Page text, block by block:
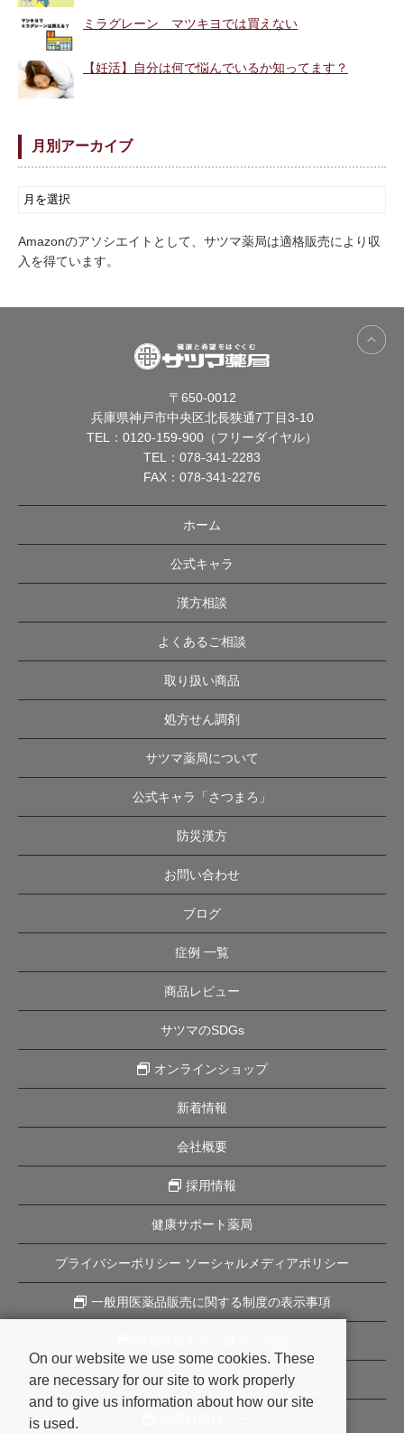
ミラグレーン マツキヨでは買えない
【妊活】自分は何で悩んでいるか知ってます？
月別アーカイブ
Amazonのアソシエイトとして、サツマ薬局は適格販売により収
入を得ています。
〒650-0012
兵庫県神戸市中央区北長狭通7丁目3-10
TEL： 0120-159-900（フリーダイヤル）
TEL： 078-341-2283
FAX：078-341-2276
ホーム
公式キャラ
漢方相談
よくあるご相談
取り扱い商品
処方せん調剤
サツマ薬局について
公式キャラ「さつまろ」
防災漢方
お問い合わせ
ブログ
症例 一覧
商品レビュー
サツマのSDGs
オンラインショップ
新着情報
会社概要
採用情報
健康サポート薬局
プライバシーポリシー ソーシャルメディアポリシー
一般用医薬品販売に関する制度の表示事項
企業理念
On our website we use some cookies. These
are necessary for our site to work properly
and to give us information about how our site
is used.